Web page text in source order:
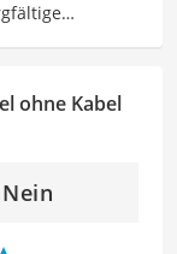
präzise, gut
gestalten.
Qualität
meiner Liebe
ohne Kabel
Nein